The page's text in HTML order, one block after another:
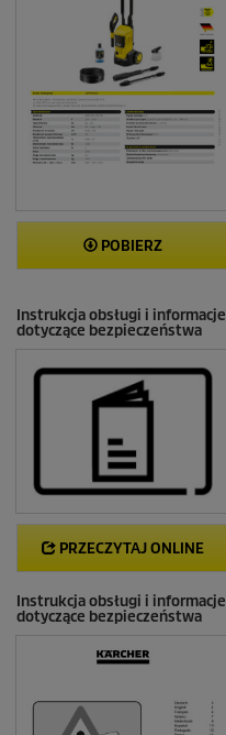
POBIERZ
Instrukcja obsługi i informacje
dotyczące bezpieczeństwa
PRZECZYTAJ ONLINE
Instrukcja obsługi i informacje
dotyczące bezpieczeństwa